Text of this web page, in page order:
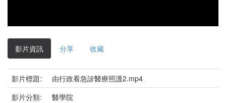
影片資訊 分享 收藏
影片標題:
由行政看急診醫療照護2.mp4
影片分類:
醫學院